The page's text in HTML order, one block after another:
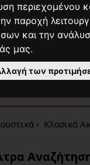
περιεχομένου
παροχή
και την
μας.
των
μετρό'Δημοτικό
Κλασικά